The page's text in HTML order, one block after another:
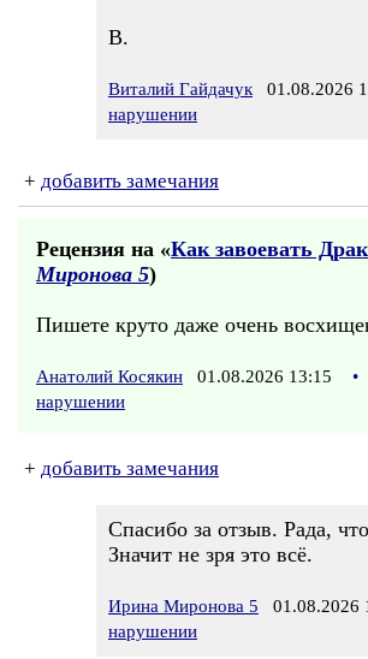
В.
Виталий Гайдачук 01.08.2026
нарушении
+ добавить замечания
Рецензия на «Как завоевать
Миронова 5)
Пишете круто даже очень
Анатолий Косякин 01.08.2026 13:15 •
нарушении
+ добавить замечания
Спасибо за отзыв. Рада,
Значит не зря это всё.
Ирина Миронова 5 01.08.2026
нарушении